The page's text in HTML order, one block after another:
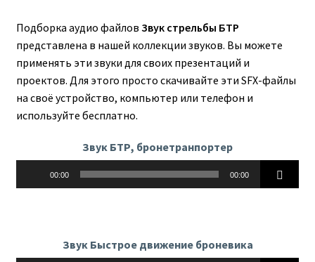
Подборка аудио файлов Звук стрельбы БТР
представлена в нашей коллекции звуков. Вы можете
применять эти звуки для своих презентаций и
проектов. Для этого просто скачивайте эти SFX-файлы
на своё устройство, компьютер или телефон и
используйте бесплатно.
Звук БТР, бронетранпортер
00:00 00:00
Звук Быстрое движение броневика